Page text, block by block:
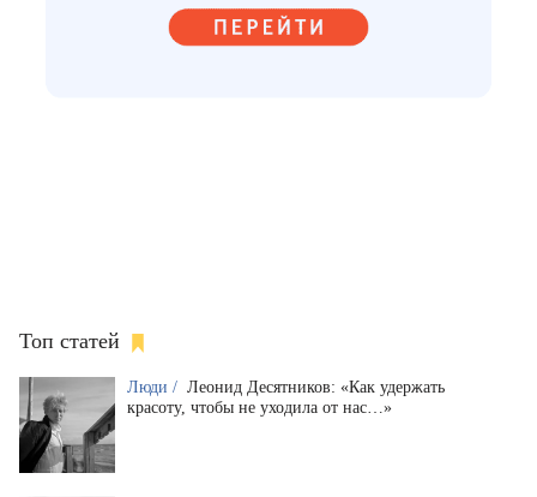
Топ статей
Люди / Леонид Десятников: «Как удержать
красоту, чтобы не уходила от нас…»